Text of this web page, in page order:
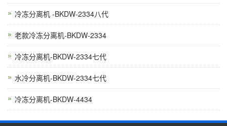
冷冻分离机 -BKDW-2334八代
老款冷冻分离机-BKDW-2334
冷冻分离机-BKDW-2334七代
水冷分离机-BKDW-2334七代
冷冻分离机-BKDW-4434